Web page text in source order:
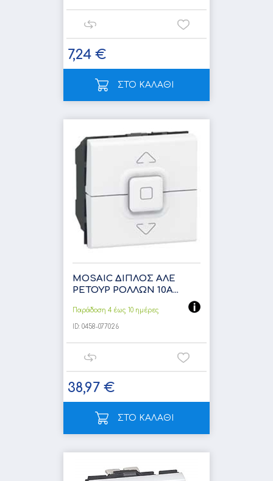
7,24 €
ΣΤΟ ΚΑΛΑΘΙ
MOSAIC ΔΙΠΛΟΣ ΑΛΕ
ΡΕΤΟΥΡ ΡΟΛΛΩΝ 10Α...
Παράδοση 4 έως 10 ημέρες
ID: 0458-077026
38,97 €
ΣΤΟ ΚΑΛΑΘΙ